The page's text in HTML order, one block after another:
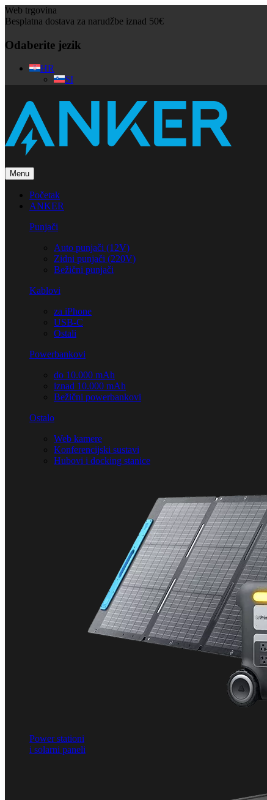
Web trgovina
Besplatna dostava za narudžbe iznad 50€
Odaberite jezik
HR
SI
Menu
Početak
ANKER
Punjači
Auto punjači (12V)
Zidni punjači (220V)
Bežični punjači
Kablovi
za iPhone
USB-C
Ostali
Powerbankovi
do 10.000 mAh
iznad 10.000 mAh
Bežični powerbankovi
Ostalo
Web kamere
Konferencijski sustavi
Hubovi i docking stanice
Power stationi
i solarni paneli